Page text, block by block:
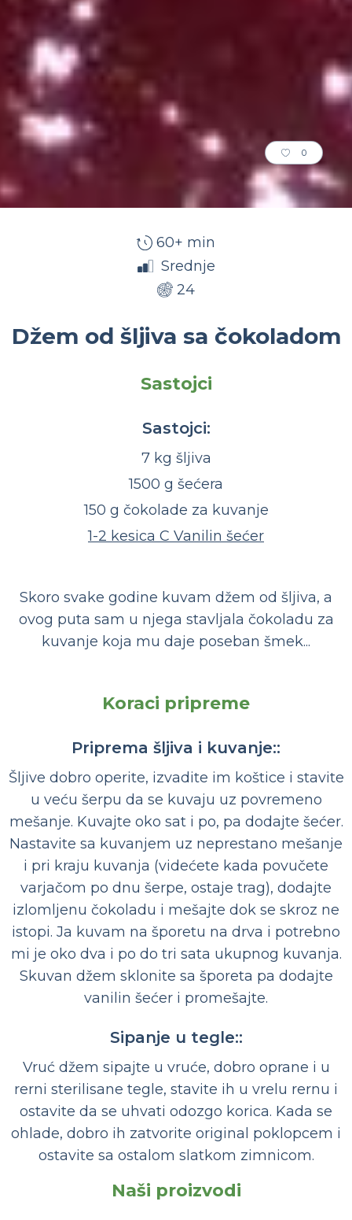
0
60+ min
Srednje
24
Džem od šljiva sa čokoladom
Sastojci
Sastojci:
7 kg šljiva
1500 g šećera
150 g čokolade za kuvanje
1-2 kesica C Vanilin šećer
Skoro svake godine kuvam džem od šljiva, a
ovog puta sam u njega stavljala čokoladu za
kuvanje koja mu daje poseban šmek...
Koraci pripreme
Priprema šljiva i kuvanje::
Šljive dobro operite, izvadite im koštice i stavite
u veću šerpu da se kuvaju uz povremeno
mešanje. Kuvajte oko sat i po, pa dodajte šećer.
Nastavite sa kuvanjem uz neprestano mešanje
i pri kraju kuvanja (videćete kada povučete
varjačom po dnu šerpe, ostaje trag), dodajte
izlomljenu čokoladu i mešajte dok se skroz ne
istopi. Ja kuvam na šporetu na drva i potrebno
mi je oko dva i po do tri sata ukupnog kuvanja.
Skuvan džem sklonite sa šporeta pa dodajte
vanilin šećer i promešajte.
Sipanje u tegle::
Vruć džem sipajte u vruće, dobro oprane i u
rerni sterilisane tegle, stavite ih u vrelu rernu i
ostavite da se uhvati odozgo korica. Kada se
ohlade, dobro ih zatvorite original poklopcem i
ostavite sa ostalom slatkom zimnicom.
Naši proizvodi